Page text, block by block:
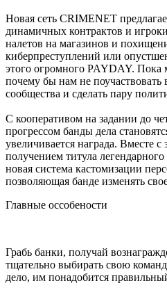
Новая сеть CRIMENET
динамичных контрактов и
налетов на магазинов и
киберпреступлений или
этого огромного PAYDAY. Пока
почему бы нам не поучаствовать
сообщества и сделать пару
C кооперативом на задании до
прогрессом банды дела
увеличивается награда. Вместе с
получением титула
новая система кастомизации
позволяющая банде изменять
Главные оссобености
Грабь банки, получай
тщательно выбирать свою
дело, им понадобится